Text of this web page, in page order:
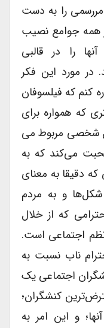
را به دست
همه جوامع نصیب
را در قالبی
مورد این فکر
کنم که فیلسوفان
که همواره برای
شخصی مربوط می
می‌کند که به
که دقیقا به معنای
و به مردم
که از خلال
اجتماعی است.
ناب نسبت به
اجتماعی یک
کنشگران؛
و این امر به